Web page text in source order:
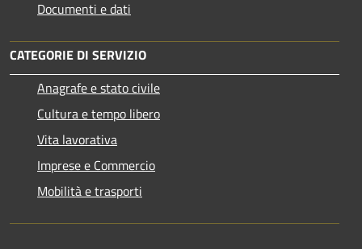
Documenti e dati
CATEGORIE DI SERVIZIO
Anagrafe e stato civile
Cultura e tempo libero
Vita lavorativa
Imprese e Commercio
Mobilità e trasporti